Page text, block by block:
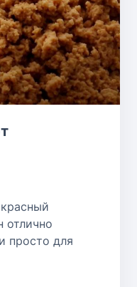
отлично
просто для